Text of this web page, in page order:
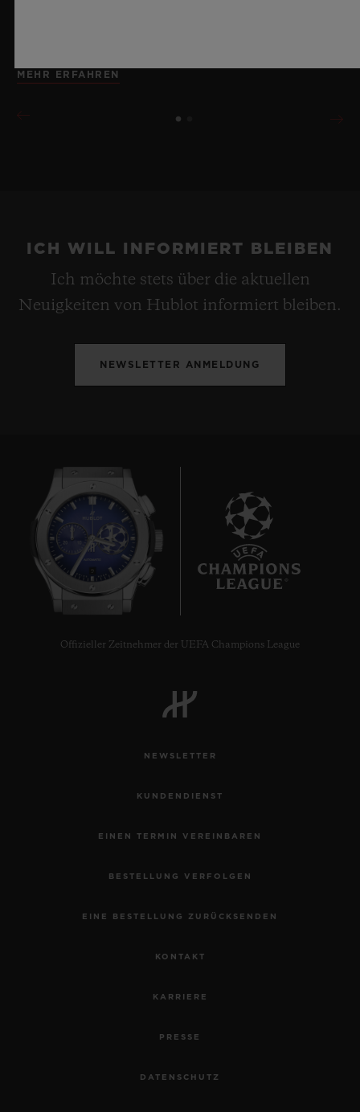
MEHR ERFAHREN
ICH WILL INFORMIERT BLEIBEN
Ich möchte stets über die aktuellen
Neuigkeiten von Hublot informiert bleiben.
NEWSLETTER ANMELDUNG
Offizieller Zeitnehmer der UEFA Champions League
NEWSLETTER
KUNDENDIENST
EINEN TERMIN VEREINBAREN
BESTELLUNG VERFOLGEN
EINE BESTELLUNG ZURÜCKSENDEN
KONTAKT
KARRIERE
PRESSE
DATENSCHUTZ